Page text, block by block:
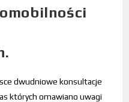
dwudniowe konsultacje
których omawiano uwagi